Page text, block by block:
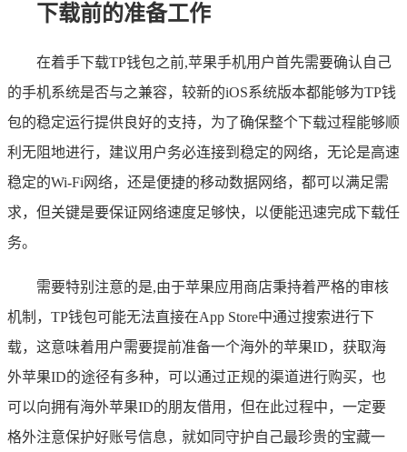
下载前的准备工作
在着手下载TP钱包之前,苹果手机用户首先需要确认自己
的手机系统是否与之兼容，较新的iOS系统版本都能够为TP钱
包的稳定运行提供良好的支持，为了确保整个下载过程能够顺
利无阻地进行，建议用户务必连接到稳定的网络，无论是高速
稳定的Wi-Fi网络，还是便捷的移动数据网络，都可以满足需
求，但关键是要保证网络速度足够快，以便能迅速完成下载任
务。
需要特别注意的是,由于苹果应用商店秉持着严格的审核
机制，TP钱包可能无法直接在App Store中通过搜索进行下
载，这意味着用户需要提前准备一个海外的苹果ID，获取海
外苹果ID的途径有多种，可以通过正规的渠道进行购买，也
可以向拥有海外苹果ID的朋友借用，但在此过程中，一定要
格外注意保护好账号信息，就如同守护自己最珍贵的宝藏一